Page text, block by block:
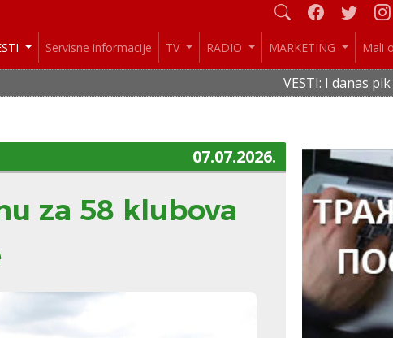
Servisne informacije TV RADIO MARKETING Mali
VESTI: I danas pik toplotnog
07.07.2026.
za 58 klubova